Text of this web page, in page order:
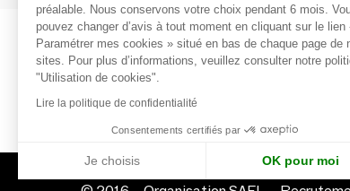
préalable. Nous conservons votre choix pendant 6 mois.
pouvez changer d’avis à tout moment en cliquant sur le lien
Paramétrer mes cookies » situé en bas de chaque page de
sites. Pour plus d’informations, veuillez consulter notre
"Utilisation de cookies".
Lire la politique de confidentialité
Consentements certifiés par
Je choisis OK pour moi